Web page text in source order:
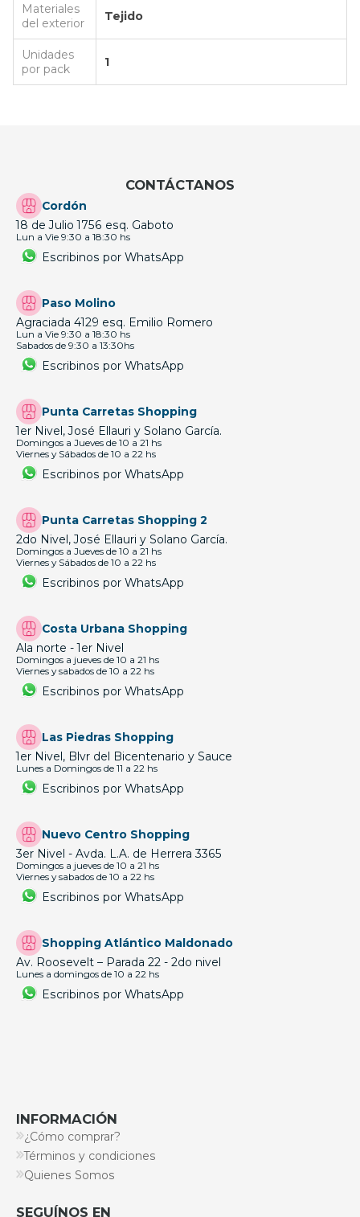
Materiales
del exterior
Tejido
Unidades
por pack
1
CONTÁCTANOS
Cordón
18 de Julio 1756 esq. Gaboto
Lun a Vie 9:30 a 18:30 hs
Escribinos por WhatsApp
Paso Molino
Agraciada 4129 esq. Emilio Romero
Lun a Vie 9:30 a 18:30 hs
Sabados de 9:30 a 13:30hs
Escribinos por WhatsApp
Punta Carretas Shopping
1er Nivel, José Ellauri y Solano García.
Domingos a Jueves de 10 a 21 hs
Viernes y Sábados de 10 a 22 hs
Escribinos por WhatsApp
Punta Carretas Shopping 2
2do Nivel, José Ellauri y Solano García.
Domingos a Jueves de 10 a 21 hs
Viernes y Sábados de 10 a 22 hs
Escribinos por WhatsApp
Costa Urbana Shopping
Ala norte - 1er Nivel
Domingos a jueves de 10 a 21 hs
Viernes y sabados de 10 a 22 hs
Escribinos por WhatsApp
Las Piedras Shopping
1er Nivel, Blvr del Bicentenario y Sauce
Lunes a Domingos de 11 a 22 hs
Escribinos por WhatsApp
Nuevo Centro Shopping
3er Nivel - Avda. L.A. de Herrera 3365
Domingos a jueves de 10 a 21 hs
Viernes y sabados de 10 a 22 hs
Escribinos por WhatsApp
Shopping Atlántico Maldonado
Av. Roosevelt – Parada 22 - 2do nivel
Lunes a domingos de 10 a 22 hs
Escribinos por WhatsApp
INFORMACIÓN
¿Cómo comprar?
Términos y condiciones
Quienes Somos
SEGUÍNOS EN